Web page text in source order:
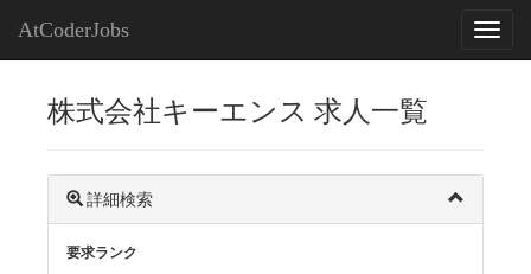
AtCoderJobs
株式会社キーエンス 求人一覧
詳細検索
要求ランク